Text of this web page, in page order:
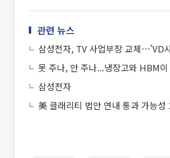
관련 뉴스
삼성전자, TV 사업부장 교체⋯'VD
못 주나, 안 주나...냉장고와 HBM
삼성전자
美 클래리티 법안 연내 통과 가능